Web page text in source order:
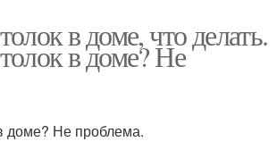
в доме, что делать.
в доме? Не
доме? Не проблема.